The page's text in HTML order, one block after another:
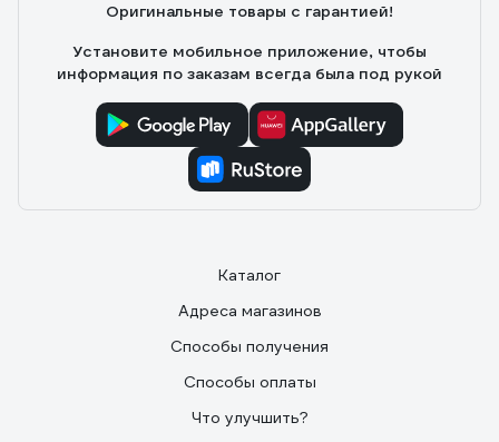
Оригинальные товары с гарантией!
Установите мобильное приложение, чтобы
информация по заказам всегда была под рукой
Каталог
Адреса магазинов
Способы получения
Способы оплаты
Что улучшить?